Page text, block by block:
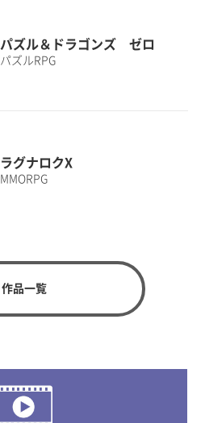
パズル＆ドラゴンズ ゼロ
パズルRPG
ラグナロクX
MMORPG
作品一覧